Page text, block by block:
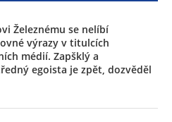
Železnému se nelíbí
výrazy v titulcích
médií. Zapšklý a
egoista je zpět, dozvěděl